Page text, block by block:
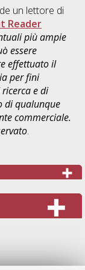
un lettore di
Reader
più ampie
essere
effettuato il
per fini
e di
di qualunque
commerciale.
.